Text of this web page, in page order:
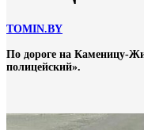
TOMIN.BY
По дороге на Каменицу-
полицейский».